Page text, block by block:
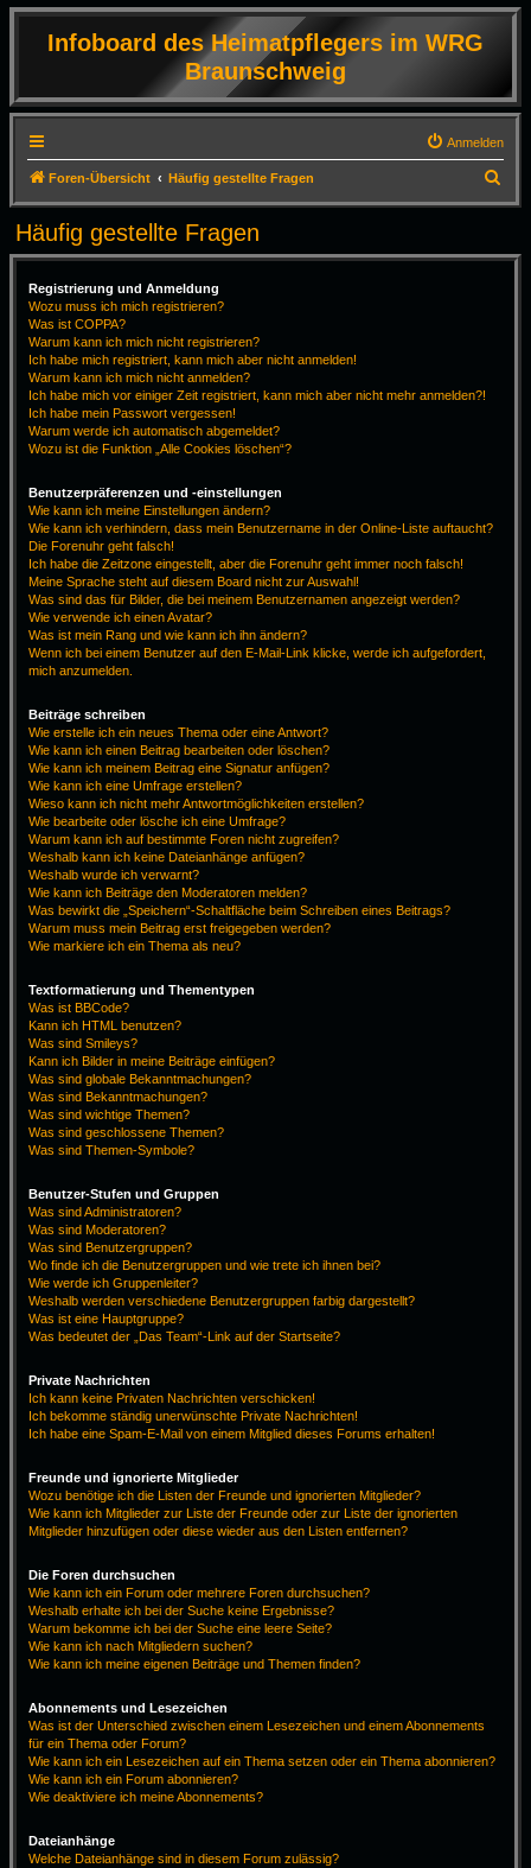
Infoboard des Heimatpflegers im WRG
Braunschweig
Anmelden
Foren-Übersicht Häufig gestellte Fragen
u
h
Häufig gestellte Fragen
Registrierung und Anmeldung
Wozu muss ich mich registrieren?
Was ist COPPA?
Warum kann ich mich nicht registrieren?
Ich habe mich registriert, kann mich aber nicht anmelden!
Warum kann ich mich nicht anmelden?
Ich habe mich vor einiger Zeit registriert, kann mich aber nicht mehr anmelden?!
Ich habe mein Passwort vergessen!
Warum werde ich automatisch abgemeldet?
Wozu ist die Funktion „Alle Cookies löschen“?
Benutzerpräferenzen und -einstellungen
Wie kann ich meine Einstellungen ändern?
Wie kann ich verhindern, dass mein Benutzername in der Online-Liste auftaucht?
Die Forenuhr geht falsch!
Ich habe die Zeitzone eingestellt, aber die Forenuhr geht immer noch falsch!
Meine Sprache steht auf diesem Board nicht zur Auswahl!
Was sind das für Bilder, die bei meinem Benutzernamen angezeigt werden?
Wie verwende ich einen Avatar?
Was ist mein Rang und wie kann ich ihn ändern?
Wenn ich bei einem Benutzer auf den E-Mail-Link klicke, werde ich aufgefordert,
mich anzumelden.
Beiträge schreiben
Wie erstelle ich ein neues Thema oder eine Antwort?
Wie kann ich einen Beitrag bearbeiten oder löschen?
Wie kann ich meinem Beitrag eine Signatur anfügen?
Wie kann ich eine Umfrage erstellen?
Wieso kann ich nicht mehr Antwortmöglichkeiten erstellen?
Wie bearbeite oder lösche ich eine Umfrage?
Warum kann ich auf bestimmte Foren nicht zugreifen?
Weshalb kann ich keine Dateianhänge anfügen?
Weshalb wurde ich verwarnt?
Wie kann ich Beiträge den Moderatoren melden?
Was bewirkt die „Speichern“-Schaltfläche beim Schreiben eines Beitrags?
Warum muss mein Beitrag erst freigegeben werden?
Wie markiere ich ein Thema als neu?
Textformatierung und Thementypen
Was ist BBCode?
Kann ich HTML benutzen?
Was sind Smileys?
Kann ich Bilder in meine Beiträge einfügen?
Was sind globale Bekanntmachungen?
Was sind Bekanntmachungen?
Was sind wichtige Themen?
Was sind geschlossene Themen?
Was sind Themen-Symbole?
Benutzer-Stufen und Gruppen
Was sind Administratoren?
Was sind Moderatoren?
Was sind Benutzergruppen?
Wo finde ich die Benutzergruppen und wie trete ich ihnen bei?
Wie werde ich Gruppenleiter?
Weshalb werden verschiedene Benutzergruppen farbig dargestellt?
Was ist eine Hauptgruppe?
Was bedeutet der „Das Team“-Link auf der Startseite?
Private Nachrichten
Ich kann keine Privaten Nachrichten verschicken!
Ich bekomme ständig unerwünschte Private Nachrichten!
Ich habe eine Spam-E-Mail von einem Mitglied dieses Forums erhalten!
Freunde und ignorierte Mitglieder
Wozu benötige ich die Listen der Freunde und ignorierten Mitglieder?
Wie kann ich Mitglieder zur Liste der Freunde oder zur Liste der ignorierten
Mitglieder hinzufügen oder diese wieder aus den Listen entfernen?
Die Foren durchsuchen
Wie kann ich ein Forum oder mehrere Foren durchsuchen?
Weshalb erhalte ich bei der Suche keine Ergebnisse?
Warum bekomme ich bei der Suche eine leere Seite?
Wie kann ich nach Mitgliedern suchen?
Wie kann ich meine eigenen Beiträge und Themen finden?
Abonnements und Lesezeichen
Was ist der Unterschied zwischen einem Lesezeichen und einem Abonnements
für ein Thema oder Forum?
Wie kann ich ein Lesezeichen auf ein Thema setzen oder ein Thema abonnieren?
Wie kann ich ein Forum abonnieren?
Wie deaktiviere ich meine Abonnements?
Dateianhänge
Welche Dateianhänge sind in diesem Forum zulässig?